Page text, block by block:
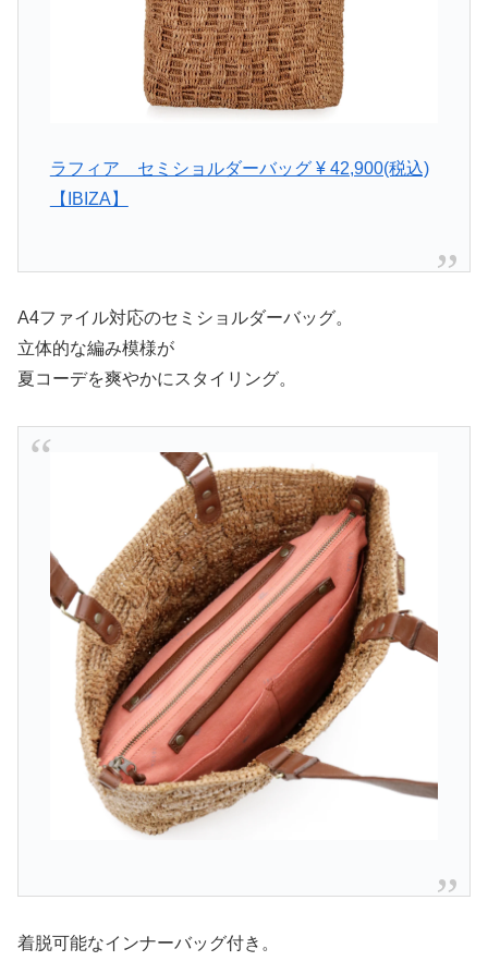
ラフィア セミショルダーバッグ ¥ 42,900(税込)
【IBIZA】
A4ファイル対応のセミショルダーバッグ。
立体的な編み模様が
夏コーデを爽やかにスタイリング。
着脱可能なインナーバッグ付き。